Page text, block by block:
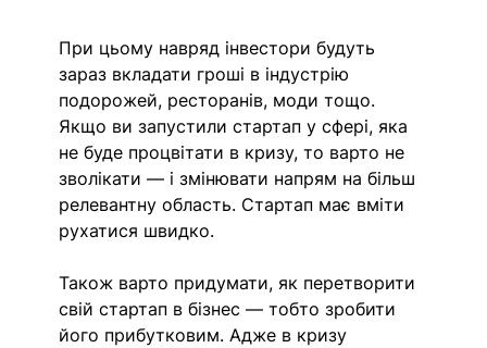
При цьому навряд інвестори будуть
зараз вкладати гроші в індустрію
подорожей, ресторанів, моди тощо.
Якщо ви запустили стартап у сфері, яка
не буде процвітати в кризу, то варто не
зволікати — і змінювати напрям на більш
релевантну область. Стартап має вміти
рухатися швидко.
Також варто придумати, як перетворити
свій стартап в бізнес — тобто зробити
його прибутковим. Адже в кризу